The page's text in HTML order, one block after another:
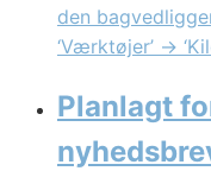
den
‘Værktøjer’ ->
Planlagt